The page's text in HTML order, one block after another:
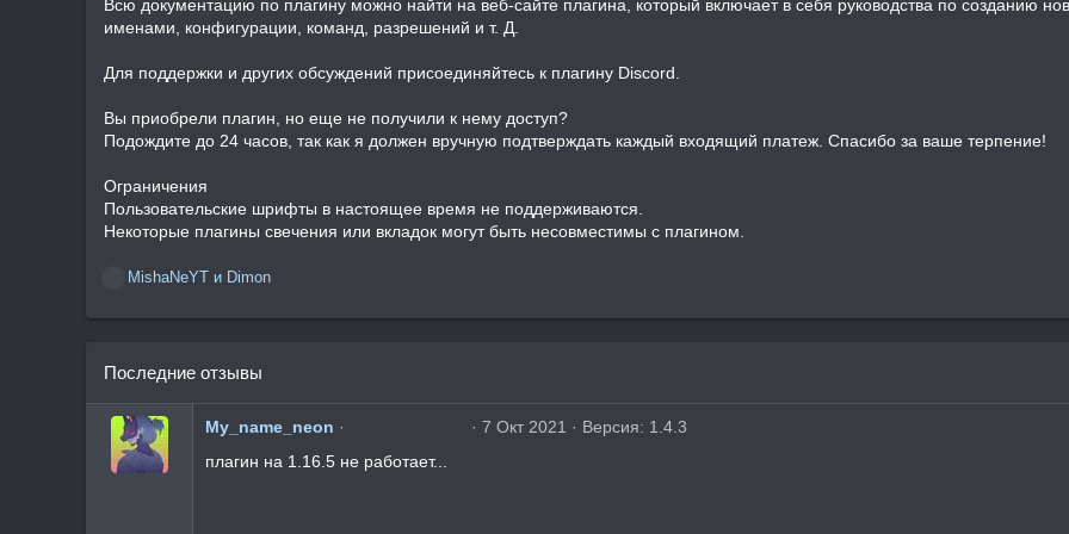
Всю документацию по плагину можно найти на веб-сайте плагина, который включает в себя руководства по созданию
именами, конфигурации, команд, разрешений и т. Д.
Для поддержки и других обсуждений присоединяйтесь к плагину Discord.
Вы приобрели плагин, но еще не получили к нему доступ?
Подождите до 24 часов, так как я должен вручную подтверждать каждый входящий платеж. Спасибо за ваше терпение!
Ограничения
Пользовательские шрифты в настоящее время не поддерживаются.
Некоторые плагины свечения или вкладок могут быть несовместимы с плагином.
ц
MishaNeYT и Dimon
Последние отзывы
My_name_neon
3 7 Окт 2021
Версия: 1.4.3
плагин на 1.16.5 не работает...